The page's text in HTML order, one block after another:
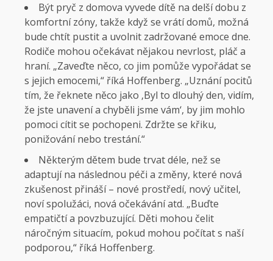
Být pryč z domova vyvede dítě na delší dobu z
komfortní zóny, takže když se vrátí domů, možná
bude chtít pustit a uvolnit zadržované emoce dne.
Rodiče mohou očekávat nějakou nevrlost, pláč a
hraní. „Zaveďte něco, co jim pomůže vypořádat se
s jejich emocemi,“ říká Hoffenberg. „Uznání pocitů
tím, že řeknete něco jako ‚Byl to dlouhý den, vidím,
že jste unavení a chyběli jsme vám‘, by jim mohlo
pomoci cítit se pochopeni. Zdržte se křiku,
ponižování nebo trestání.“
Některým dětem bude trvat déle, než se
adaptují na následnou péči a změny, které nová
zkušenost přináší – nové prostředí, nový učitel,
noví spolužáci, nová očekávání atd. „Buďte
empatičtí a povzbuzující. Děti mohou čelit
náročným situacím, pokud mohou počítat s naší
podporou,“ říká Hoffenberg.